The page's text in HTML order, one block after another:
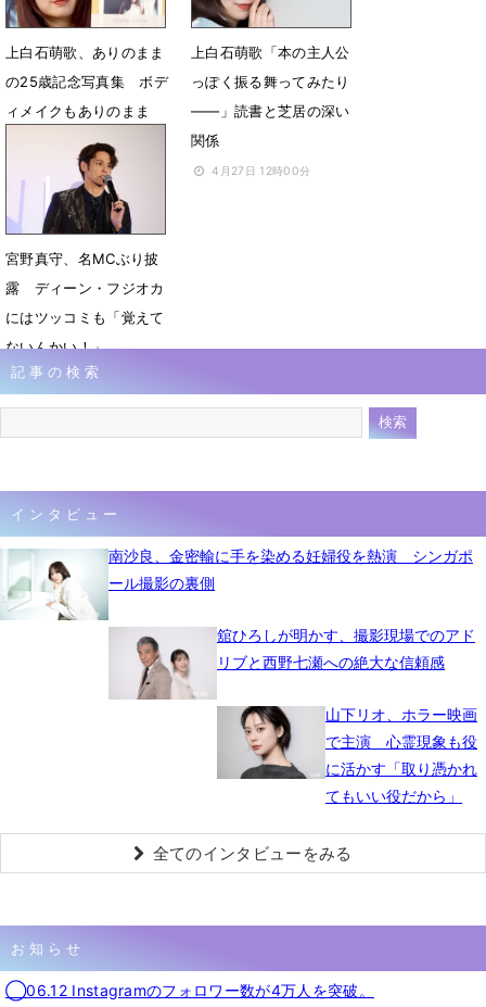
上白石萌歌、ありのまま
の25歳記念写真集 ボデ
ィメイクもありのまま
「市民プールで」
6月10日 12時57分
上白石萌歌「本の主人公
っぽく振る舞ってみたり
――」読書と芝居の深い
関係
4月27日 12時00分
宮野真守、名MCぶり披
露 ディーン・フジオカ
にはツッコミも「覚えて
ないんかい！」
4月27日 10時57分
記事の検索
インタビュー
南沙良、金密輸に手を染める妊婦役を熱演 シンガポ
ール撮影の裏側
舘ひろしが明かす、撮影現場でのアド
リブと西野七瀬への絶大な信頼感
山下リオ、ホラー映画
で主演 心霊現象も役
に活かす「取り憑かれ
てもいい役だから」
全てのインタビューをみる
お知らせ
◯06.12 Instagramのフォロワー数が4万人を突破。